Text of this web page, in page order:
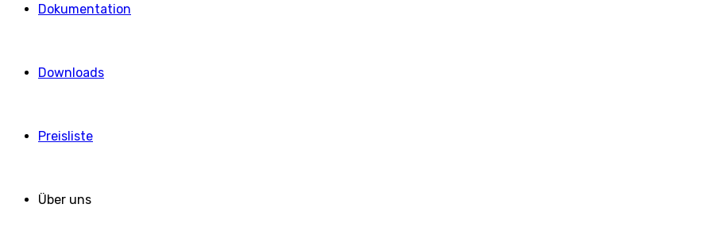
Dokumentation
Downloads
Preisliste
Über uns